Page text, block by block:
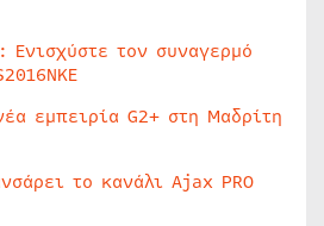
τον συναγερμό
εμπειρία G2+ στη Μαδρίτη
το κανάλι Ajax PRO